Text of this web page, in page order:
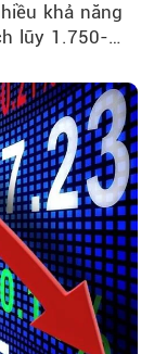
khả năng
lũy 1.750-